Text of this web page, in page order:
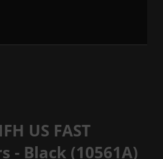
US FAST
- Black (10561A)